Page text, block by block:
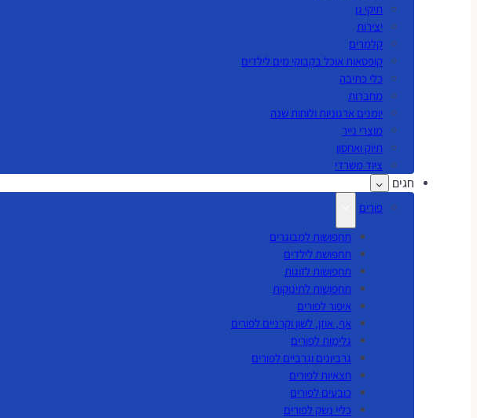
תיקי גן
יצירות
קלמרים
קופסאות אוכל בקבוקי מים לילדים
כלי כתיבה
מחברות
יומנים ארגוניות ולוחות שנה
מוצרי נייר
תיוק ואחסון
ציוד משרדי
חגים
פורים
תחפושות למבוגרים
תחפושת לילדים
תחפושות לזוגות
תחפושות לתינוקות
איפור לפורים
אף, אוזן, לשון וקרניים לפורים
גלימות לפורים
גרביונים וגרביים לפורים
חצאיות לפורים
כובעים לפורים
כליי נשק לפורים